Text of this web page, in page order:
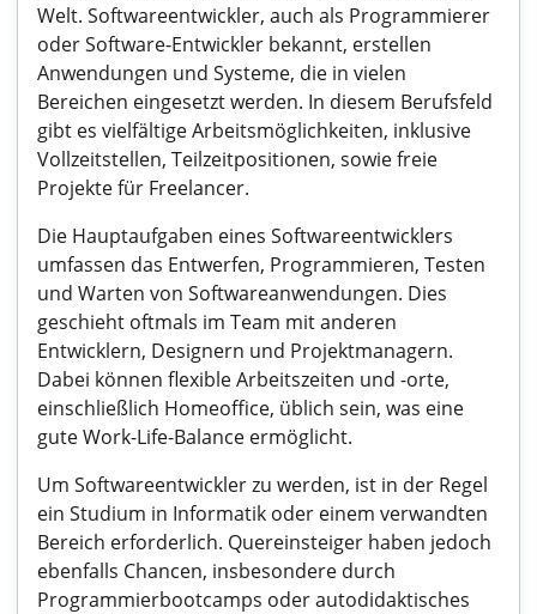
Welt. Softwareentwickler, auch als Programmierer
oder Software-Entwickler bekannt, erstellen
Anwendungen und Systeme, die in vielen
Bereichen eingesetzt werden. In diesem Berufsfeld
gibt es vielfältige Arbeitsmöglichkeiten, inklusive
Vollzeitstellen, Teilzeitpositionen, sowie freie
Projekte für Freelancer.
Die Hauptaufgaben eines Softwareentwicklers
umfassen das Entwerfen, Programmieren, Testen
und Warten von Softwareanwendungen. Dies
geschieht oftmals im Team mit anderen
Entwicklern, Designern und Projektmanagern.
Dabei können flexible Arbeitszeiten und -orte,
einschließlich Homeoffice, üblich sein, was eine
gute Work-Life-Balance ermöglicht.
Um Softwareentwickler zu werden, ist in der Regel
ein Studium in Informatik oder einem verwandten
Bereich erforderlich. Quereinsteiger haben jedoch
ebenfalls Chancen, insbesondere durch
Programmierbootcamps oder autodidaktisches